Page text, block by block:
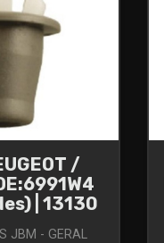
/
| 13130
JBM - GERAL